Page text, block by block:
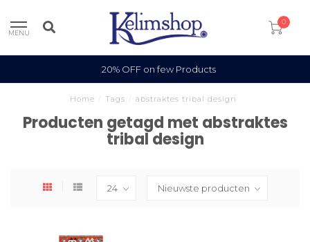
MENU
0
20% OFF on few Products
Home Tags abstraktes tribal design
Producten getagd met abstraktes
tribal design